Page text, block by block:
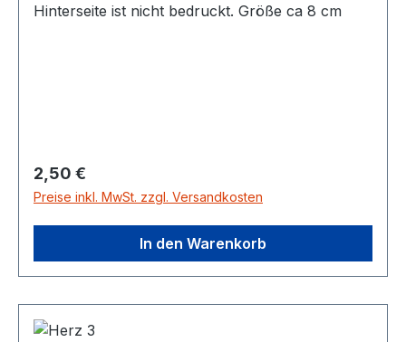
Hinterseite ist nicht bedruckt. Größe ca 8 cm
Regulärer Preis:
2,50 €
Preise inkl. MwSt. zzgl. Versandkosten
In den Warenkorb